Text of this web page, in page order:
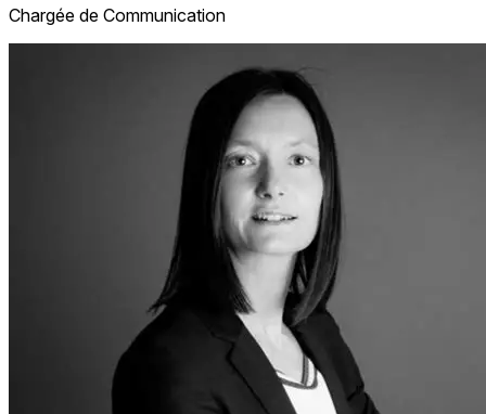
Chargée de Communication